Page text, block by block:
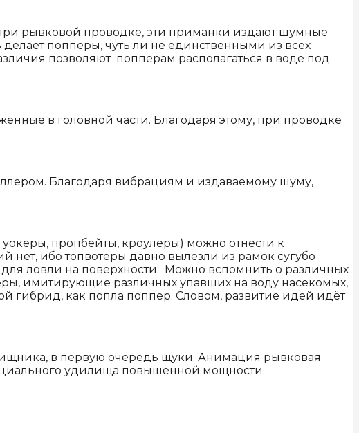
рывковой проводке, эти приманки издают шумные
попперы, чуть ли не единственными из всех
позволяют попперам располагаться в воде под
в головной части. Благодаря этому, при проводке
Благодаря вибрациям и издаваемому шуму,
пропбейты, кроулеры) можно отнести к
нет, ибо топвотеры давно вылезли из рамок сугубо
ловли на поверхности. Можно вспомнить о различных
имитирующие различных упавших на воду насекомых,
гибрид, как попла поппер. Словом, развитие идей идёт
в первую очередь щуки. Анимация рывковая
удилища повышенной мощности.